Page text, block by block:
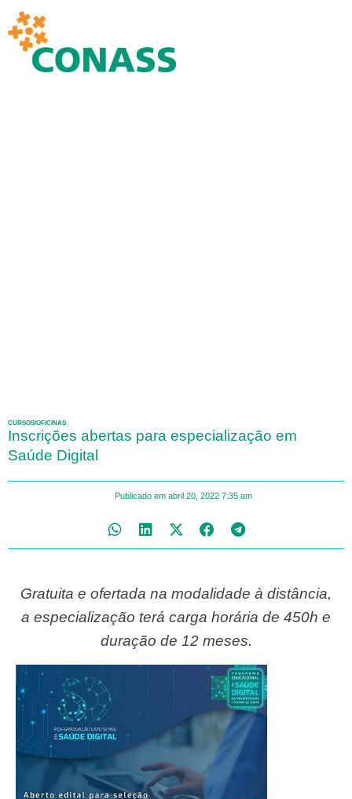
CURSOS/OFICINAS
Inscrições abertas para especialização em
Saúde Digital
Publicado em abril 20, 2022 7:35 am
Gratuita e ofertada na modalidade à distância,
a especialização terá carga horária de 450h e
duração de 12 meses.